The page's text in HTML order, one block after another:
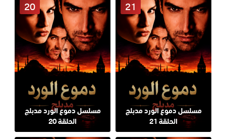
مسلسل دموع الورد مدبلج
الحلقة 21
21
مسلسل دموع الورد مدبلج
الحلقة 20
20